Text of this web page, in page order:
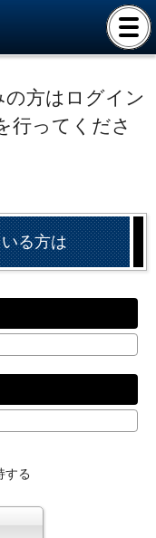
方はログイン
行ってくださ
る方は
する